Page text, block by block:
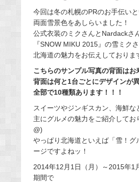
今回は冬の札幌のPRのお手伝いと
両面雪景色をあしらいました！
公式衣装のミクさんとNardackさ
『SNOW MIKU 2015』の雪ミク
北海道の魅力をお伝えしておりま
こちらのサンプル写真の背面はお
背面は何と1台ごとにデザインが
全部で10種類あります！！！
スイーツやジンギスカン、海鮮な
主にグルメの魅力をご紹介してお
@)
やっぱり北海道といえば「雪！グ
ージですよねッ！
2014年12月1日（月）～2015年1
期間で